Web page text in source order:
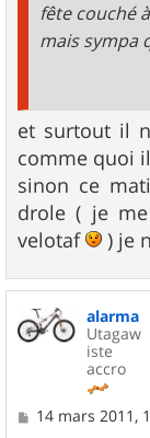
fête couché
mais sympa
et surtout il
comme quoi
sinon ce
drole ( je
velotaf
) je
alarma
Utagaw
iste
accro
M14 mars 2011,